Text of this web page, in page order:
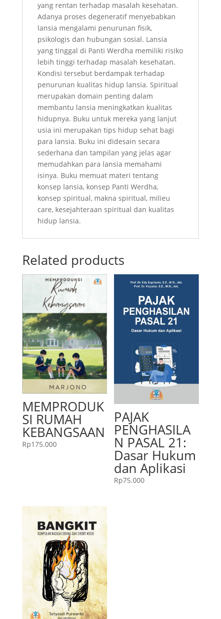
yang rentan terhadap masalah kesehatan.
Adanya proses degeneratif menyebabkan
lansia mengalami penurunan fisik,
psikologis dan hubungan sosial. Lansia
yang tinggal di Panti Werdha memiliki risiko
lebih tinggi terhadap masalah kesehatan.
Kondisi tersebut berdampak terhadap
penurunan kualitas hidup lansia. Spiritual
merupakan domain penting dalam
membantu lansia meningkatkan kualitas
hidupnya. Buku untuk mereka yang lanjut
usia ini merupakan tips hidup sehat bagi
para lansia. Buku ini didesain secara
sederhana dan tampilan yang jelas agar
memudahkan para lansia memahami
isinya. Buku memuat materi tentang
konsep lansia, konsep Panti Werdha,
konsep spiritual, makna spiritual, milieu
care, kesejahteraan spiritual dan kualitas
hidup lansia.
Related products
MEMPRODUK
SI RUMAH
KEBANGSAAN
Rp175.000
PAJAK
PENGHASILA
N PASAL 21:
Dasar Hukum
dan Aplikasi
Rp75.000